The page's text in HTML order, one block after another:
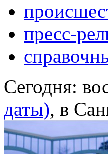
пресс-
Сегодня:
даты), в